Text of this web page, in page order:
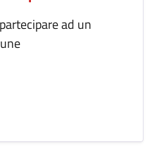
ad un